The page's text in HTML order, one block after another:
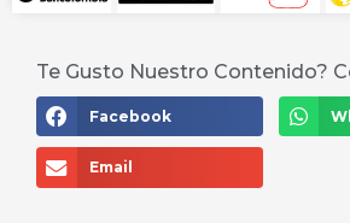
Te Gusto Nuestro Contenido?
Facebook
Email